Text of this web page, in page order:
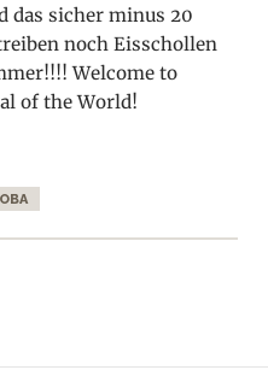
das sicher minus 20
noch Eisschollen
Welcome to
of the World!